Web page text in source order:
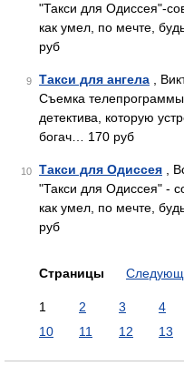
"Такси для Одиссея"-
как умел, по мечте,
руб
9 Такси для ангела ,
Съемка телепрограммы
детектива, которую
богач… 170 руб
10 Такси для Одиссея ,
"Такси для Одиссея" -
как умел, по мечте,
руб
Страницы
1 2 3 4
10
11 12 13